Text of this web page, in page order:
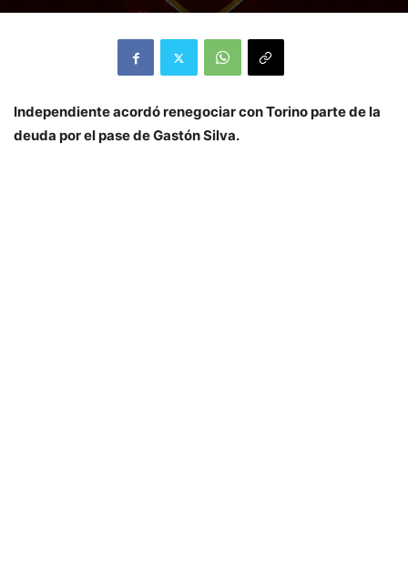
Independiente acordó renegociar con Torino parte de la
deuda por el pase de Gastón Silva.